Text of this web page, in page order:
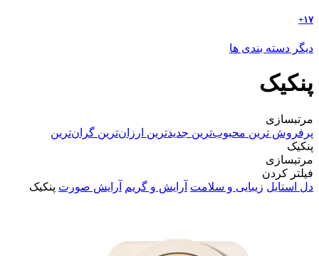
۱۷+
دیگر دسته بندی ها
پنکیک
مرتبسازی
پرفروش ترین محبوب‌ترین جدیدترین ارزان‌ترین گران‌ترین
پنکیک
مرتبسازی
فیلتر کردن
دل استایل زیبایی و سلامت آرایش و گریم آرایش صورت پنکیک